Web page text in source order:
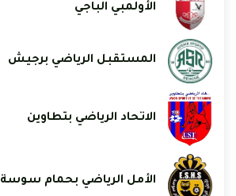
الأولمبي الباجي
المستقبل الرياضي برجيش
الاتحاد الرياضي بتطاوين
الأمل الرياضي بحمام سوسة